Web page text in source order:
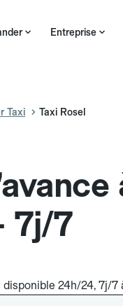
Entreprise
Taxi Taxi Rosel
7j/7
24h/24, 7j/7